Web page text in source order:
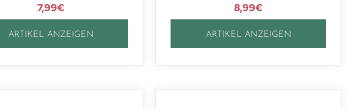
7,99€
ARTIKEL ANZEIGEN
8,99€
ARTIKEL ANZEIGEN